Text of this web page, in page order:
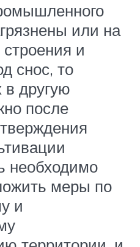
или на
и
снос, то
в другую
после
необходимо
меры по
и